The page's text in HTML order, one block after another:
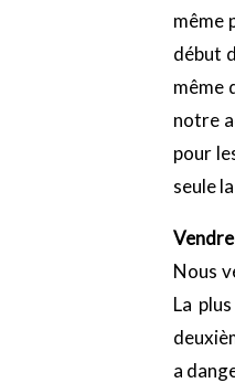
même
début
même
notre
pour
seule
Nous
La
a